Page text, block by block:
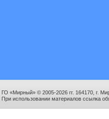
ГО «Мирный» © 2005-2026 гг. 164170, г.
При использовании материалов ссылка